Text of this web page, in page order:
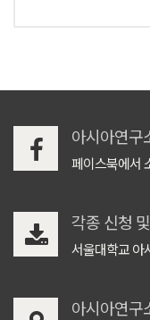
아시아연구
페이스북에서
각종 신청
서울대학교 아
아시아연구